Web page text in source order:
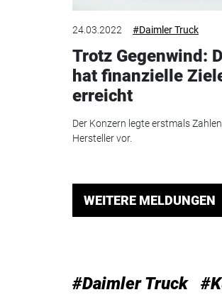
24.03.2022 #Daimler Truck
Trotz Gegenwind:
hat finanzielle
erreicht
Der Konzern legte erstmals
Hersteller vor.
WEITERE MELDUNGEN
#Daimler Truck